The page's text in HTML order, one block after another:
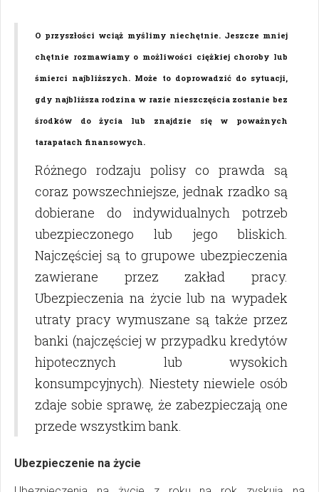
O przyszłości wciąż myślimy niechętnie. Jeszcze mniej
chętnie rozmawiamy o możliwości ciężkiej choroby lub
śmierci najbliższych. Może to doprowadzić do sytuacji,
gdy najbliższa rodzina w razie nieszczęścia zostanie bez
środków do życia lub znajdzie się w poważnych
tarapatach finansowych.
Różnego rodzaju polisy co prawda są
coraz powszechniejsze, jednak rzadko są
dobierane do indywidualnych potrzeb
ubezpieczonego lub jego bliskich.
Najczęściej są to grupowe ubezpieczenia
zawierane przez zakład pracy.
Ubezpieczenia na życie lub na wypadek
utraty pracy wymuszane są także przez
banki (najczęściej w przypadku kredytów
hipotecznych lub wysokich
konsumpcyjnych). Niestety niewiele osób
zdaje sobie sprawę, że zabezpieczają one
przede wszystkim bank.
Ubezpieczenie na życie